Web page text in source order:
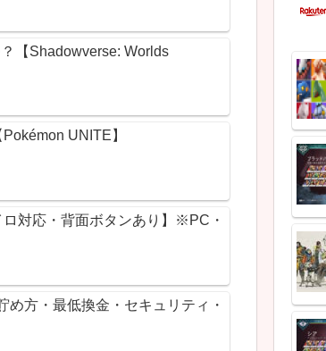
【Shadowverse: Worlds
UNITE】
対応・背面ボタンあり】※PC・
め方・最低換金・セキュリティ・